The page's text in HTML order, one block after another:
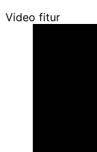
Video fitur